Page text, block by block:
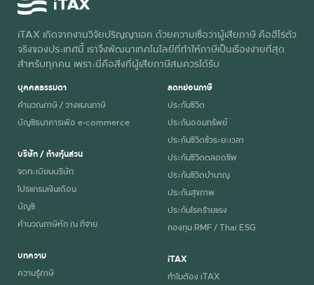
iTAX เกิดจากงานวิจัยปริญญาเอก ด้วยความเชื่อว่าผู้เสียภาษี คือฮีโร่ตัว
จริงของประเทศนี้ เราจึงพัฒนาเทคโนโลยีที่ทำให้ภาษีเป็นเรื่องง่ายที่สุด
สำหรับทุกคน เพราะนี่คือสิ่งที่ผู้เสียภาษีสมควรได้รับ
บุคคลธรรมดา
คำนวณภาษี / วางแผนภาษี
บัญชีธนาคารเพื่อ e-commerce
บริษัท / ห้างหุ้นส่วน
จดทะเบียนบริษัท
โปรแกรมเงินเดือน
บัญชี
คำนวณภาษีหัก ณ ที่จ่าย
บทความ
ความรู้ภาษี
ลดหย่อนภาษี
ประกันชีวิต
ประกันออมทรัพย์
ประกันชีวิตชั่วระยะเวลา
ประกันชีวิตตลอดชีพ
ประกันชีวิตบำนาญ
ประกันสุขภาพ
ประกันโรคร้ายแรง
กองทุน RMF / Thai ESG
iTAX
ทำไมต้อง iTAX